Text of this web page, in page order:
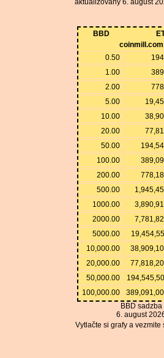
BBD
coinmill.com
0.50
1.00
2.00
5.00
10.00
20.00
50.00
100.00
200.00
500.00
1000.00
2000.00
5000.00
10,000.00
20,000.00
50,000.00
100,000.00
BBD sadzba
6. august
Vytlačte si grafy a vezmite